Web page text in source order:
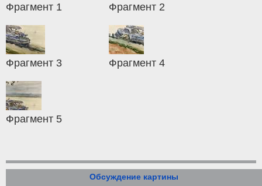
Фрагмент 1 Фрагмент 2
Фрагмент 3 Фрагмент 4
Фрагмент 5
Обсуждение картины